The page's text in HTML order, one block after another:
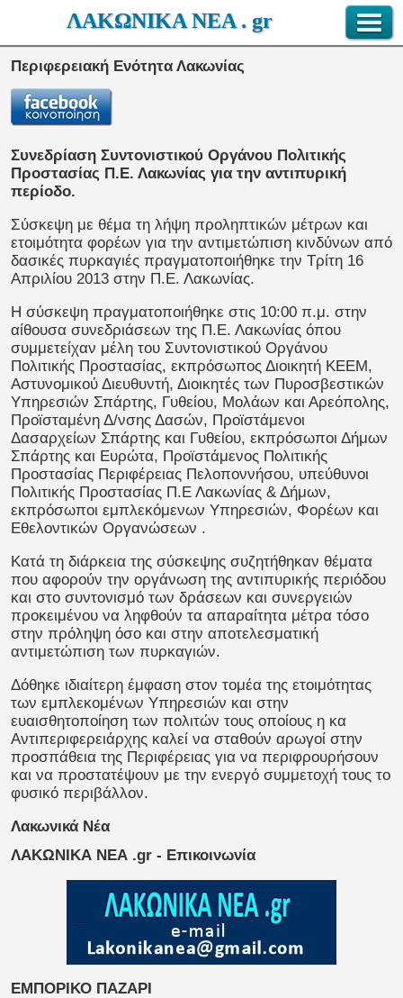
ΛΑΚΩΝΙΚΑ ΝΕΑ . gr
Περιφερειακή Ενότητα Λακωνίας
Συνεδρίαση Συντονιστικού Οργάνου Πολιτικής
Προστασίας Π.Ε. Λακωνίας για την αντιπυρική
περίοδο.
Σύσκεψη με θέμα τη λήψη προληπτικών μέτρων και
ετοιμότητα φορέων για την αντιμετώπιση κινδύνων από
δασικές πυρκαγιές πραγματοποιήθηκε την Τρίτη 16
Απριλίου 2013 στην Π.Ε. Λακωνίας.
Η σύσκεψη πραγματοποιήθηκε στις 10:00 π.μ. στην
αίθουσα συνεδριάσεων της Π.Ε. Λακωνίας όπου
συμμετείχαν μέλη του Συντονιστικού Οργάνου
Πολιτικής Προστασίας, εκπρόσωπος Διοικητή ΚΕΕΜ,
Αστυνομικού Διευθυντή, Διοικητές των Πυροσβεστικών
Υπηρεσιών Σπάρτης, Γυθείου, Μολάων και Αρεόπολης,
Προϊσταμένη Δ/νσης Δασών, Προϊστάμενοι
Δασαρχείων Σπάρτης και Γυθείου, εκπρόσωποι Δήμων
Σπάρτης και Ευρώτα, Προϊστάμενος Πολιτικής
Προστασίας Περιφέρειας Πελοποννήσου, υπεύθυνοι
Πολιτικής Προστασίας Π.Ε Λακωνίας & Δήμων,
εκπρόσωποι εμπλεκόμενων Υπηρεσιών, Φορέων και
Εθελοντικών Οργανώσεων .
Κατά τη διάρκεια της σύσκεψης συζητήθηκαν θέματα
που αφορούν την οργάνωση της αντιπυρικής περιόδου
και στο συντονισμό των δράσεων και συνεργειών
προκειμένου να ληφθούν τα απαραίτητα μέτρα τόσο
στην πρόληψη όσο και στην αποτελεσματική
αντιμετώπιση των πυρκαγιών.
Δόθηκε ιδιαίτερη έμφαση στον τομέα της ετοιμότητας
των εμπλεκομένων Υπηρεσιών και στην
ευαισθητοποίηση των πολιτών τους οποίους η κα
Αντιπεριφερειάρχης καλεί να σταθούν αρωγοί στην
προσπάθεια της Περιφέρειας για να περιφρουρήσουν
και να προστατέψουν με την ενεργό συμμετοχή τους το
φυσικό περιβάλλον.
Λακωνικά Νέα
ΛΑΚΩΝΙΚΑ ΝΕΑ .gr - Επικοινωνία
ΕΜΠΟΡΙΚΟ ΠΑΖΑΡΙ